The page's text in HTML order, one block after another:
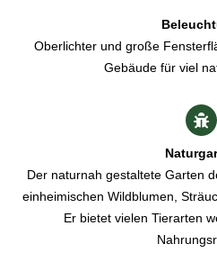
Oberlichter und große
Gebäude für viel
Der naturnah gestaltete Garten
einheimischen Wildblumen,
Er bietet vielen Tierarten